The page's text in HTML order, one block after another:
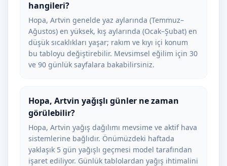
hangileri?
Hopa, Artvin genelde yaz aylarında (Temmuz–
Ağustos) en yüksek, kış aylarında (Ocak–Şubat) en
düşük sıcaklıkları yaşar; rakım ve kıyı içi konum
bu tabloyu değiştirebilir. Mevsimsel eğilim için 30
ve 90 günlük sayfalara bakabilirsiniz.
Hopa, Artvin yağışlı günler ne zaman
görülebilir?
Hopa, Artvin yağış dağılımı mevsime ve aktif hava
sistemlerine bağlıdır. Önümüzdeki haftada
yaklaşık 5 gün yağışlı geçmesi model tarafından
işaret ediliyor. Günlük tablolardan yağış ihtimalini